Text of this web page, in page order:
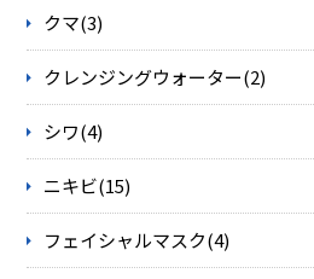
クマ(3)
クレンジングウォーター(2)
シワ(4)
ニキビ(15)
フェイシャルマスク(4)